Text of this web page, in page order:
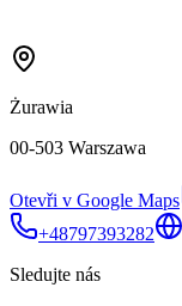
Żurawia
00-503 Warszawa
Otevři v Google Maps
+48797393282
Sledujte nás